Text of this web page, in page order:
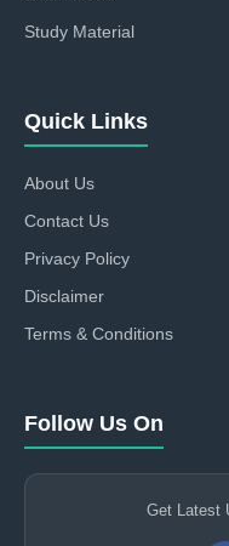
Study Material
Quick Links
About Us
Contact Us
Privacy Policy
Disclaimer
Terms & Conditions
Follow Us On
Get Latest